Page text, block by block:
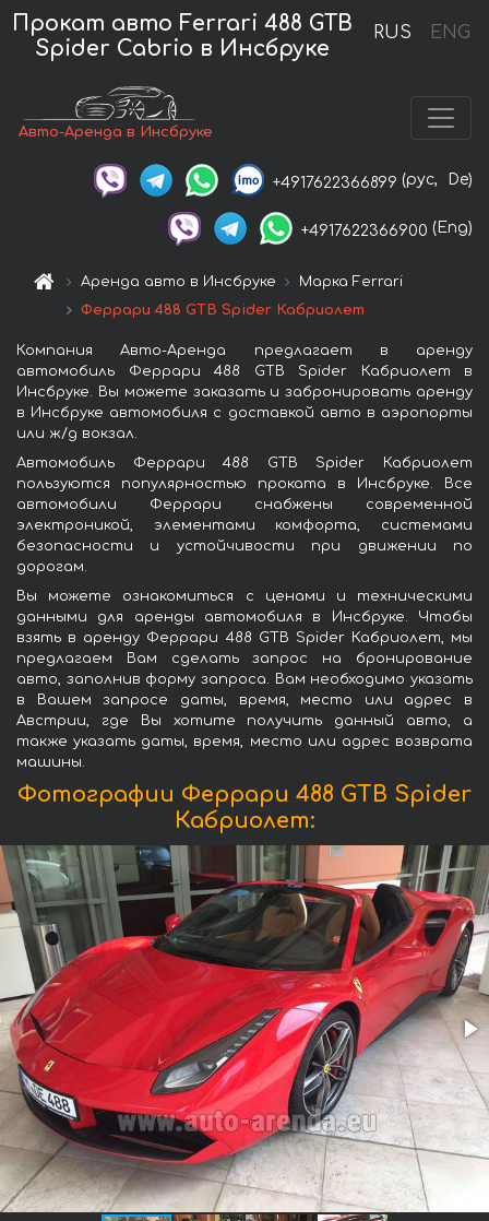
RUS ENG
Прокат авто Ferrari 488 GTB
Spider Cabrio в Инсбруке
Авто-Аренда в Инсбруке
+4917622366899 (рус, De)
+4917622366900 (Eng)
Аренда авто в Инсбруке
Марка Ferrari
Феррари 488 GTB Spider Кабриолет
Компания Авто-Аренда предлагает в аренду
автомобиль Феррари 488 GTB Spider Кабриолет в
Инсбруке. Вы можете заказать и забронировать аренду
в Инсбруке автомобиля с доставкой авто в аэропорты
или ж/д вокзал.
Автомобиль Феррари 488 GTB Spider Кабриолет
пользуются популярностью проката в Инсбруке. Все
автомобили Феррари снабжены современной
электроникой, элементами комфорта, системами
безопасности и устойчивости при движении по
дорогам.
Вы можете ознакомиться с ценами и техническими
данными для аренды автомобиля в Инсбруке. Чтобы
взять в аренду Феррари 488 GTB Spider Кабриолет, мы
предлагаем Вам сделать запрос на бронирование
авто, заполнив форму запроса. Вам необходимо указать
в Вашем запросе даты, время, место или адрес в
Австрии, где Вы хотите получить данный авто, а
также указать даты, время, место или адрес возврата
машины.
Фотографии Феррари 488 GTB Spider
Кабриолет: